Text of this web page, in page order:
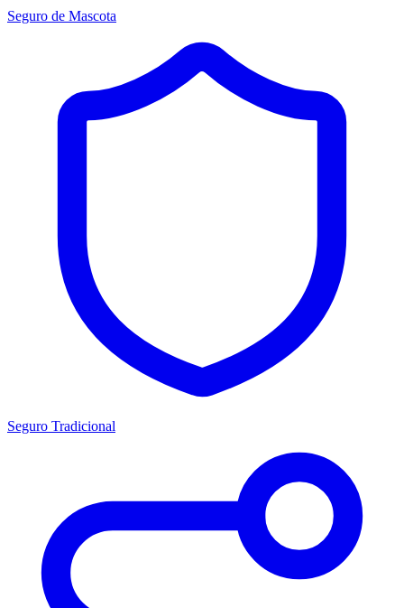
Seguro de Mascota
Seguro Tradicional